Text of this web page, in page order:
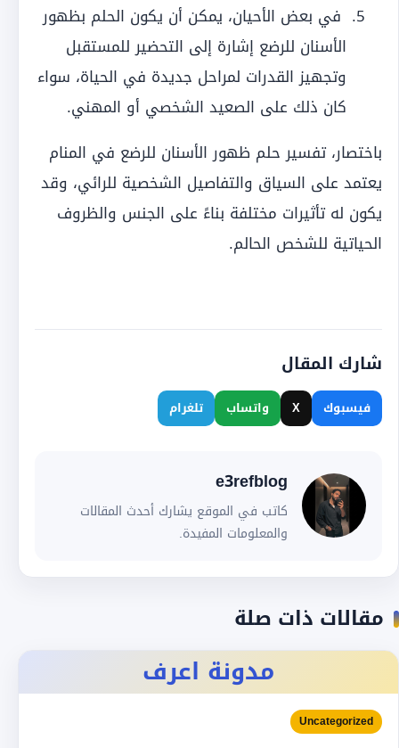
في بعض الأحيان، يمكن أن يكون الحلم بظهور
الأسنان للرضع إشارة إلى التحضير للمستقبل
وتجهيز القدرات لمراحل جديدة في الحياة، سواء
كان ذلك على الصعيد الشخصي أو المهني.
باختصار، تفسير حلم ظهور الأسنان للرضع في المنام
يعتمد على السياق والتفاصيل الشخصية للرائي، وقد
يكون له تأثيرات مختلفة بناءً على الجنس والظروف
الحياتية للشخص الحالم.
شارك المقال
فيسبوك X واتساب تلغرام
e3refblog
كاتب في الموقع يشارك أحدث المقالات
والمعلومات المفيدة.
مقالات ذات صلة
مدونة اعرف
Uncategorized